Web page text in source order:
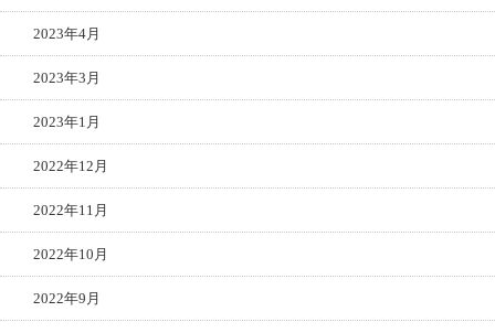
2023年4月
2023年3月
2023年1月
2022年12月
2022年11月
2022年10月
2022年9月